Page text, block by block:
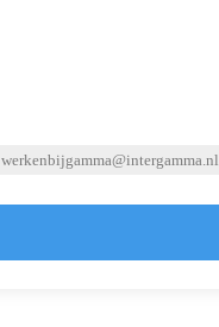
werkenbijgamma@intergamma.nl